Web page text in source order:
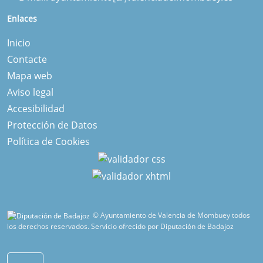
Enlaces
Inicio
Contacte
Mapa web
Aviso legal
Accesibilidad
Protección de Datos
Política de Cookies
© Ayuntamiento de Valencia de Mombuey todos
los derechos reservados.Servicio ofrecido por Diputación de Badajoz